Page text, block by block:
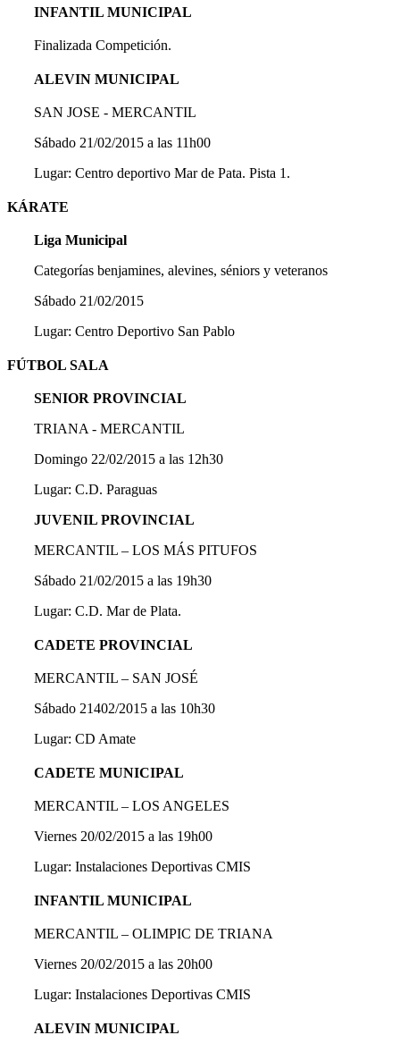
INFANTIL MUNICIPAL
Finalizada Competición.
ALEVIN MUNICIPAL
SAN JOSE - MERCANTIL
Sábado 21/02/2015 a las 11h00
Lugar: Centro deportivo Mar de Pata. Pista 1.
KÁRATE
Liga Municipal
Categorías benjamines, alevines, séniors y veteranos
Sábado 21/02/2015
Lugar: Centro Deportivo San Pablo
FÚTBOL SALA
SENIOR PROVINCIAL
TRIANA - MERCANTIL
Domingo 22/02/2015 a las 12h30
Lugar: C.D. Paraguas
JUVENIL PROVINCIAL
MERCANTIL – LOS MÁS PITUFOS
Sábado 21/02/2015 a las 19h30
Lugar: C.D. Mar de Plata.
CADETE PROVINCIAL
MERCANTIL – SAN JOSÉ
Sábado 21402/2015 a las 10h30
Lugar: CD Amate
CADETE MUNICIPAL
MERCANTIL – LOS ANGELES
Viernes 20/02/2015 a las 19h00
Lugar: Instalaciones Deportivas CMIS
INFANTIL MUNICIPAL
MERCANTIL – OLIMPIC DE TRIANA
Viernes 20/02/2015 a las 20h00
Lugar: Instalaciones Deportivas CMIS
ALEVIN MUNICIPAL